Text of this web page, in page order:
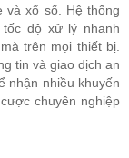
và xổ số. Hệ thống
độ xử lý nhanh
trên mọi thiết bị.
tin và giao dịch an
nhận nhiều khuyến
chuyên nghiệp